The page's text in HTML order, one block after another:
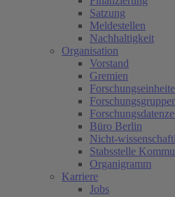
Satzung
Meldestellen
Nachhaltigkeit
Organisation
Vorstand
Gremien
Büro Berlin
Nicht-
Stabsstelle
Organigramm
Karriere
Jobs